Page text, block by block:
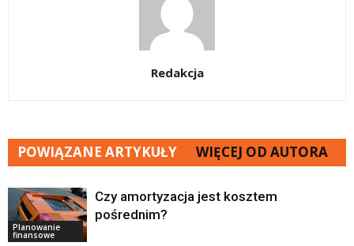
Redakcja
POWIĄZANE ARTYKUŁY WIĘCEJ OD AUTORA
Planowanie
finansowe
Czy amortyzacja jest kosztem
pośrednim?